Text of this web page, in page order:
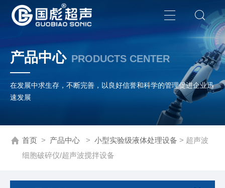
产品中心 PRODUCTS CENTER
在发展中求生存，不断完善，以良好信誉和科学的管理促进企业迅
速发展
首页 > 产品中心 > 小型实验级液体处理设备 > 超声波
细胞破碎仪/超声波搅拌设备